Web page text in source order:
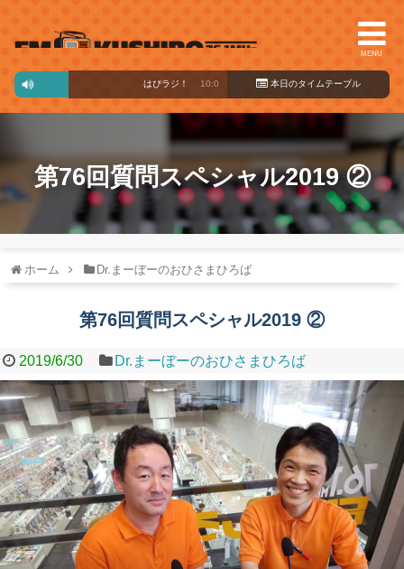
MENU
はぴラジ！ 10:00～15:00 本日のタイ ムテーブル
第76回質問スペシャル2019 ②
ホーム Dr.まーぼーのおひさまひろば
第76回質問スペシャル2019 ②
2019/6/30 Dr.まーぼーのおひさまひろば